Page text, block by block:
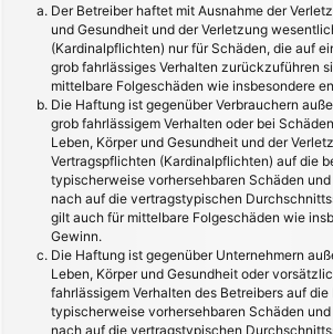
Der Betreiber haftet mit Ausnahme der
und Gesundheit und der Verletzung
(Kardinalpflichten) nur für Schäden, die auf
grob fahrlässiges Verhalten zurückzuführen
mittelbare Folgeschäden wie insbesondere
Die Haftung ist gegenüber Verbrauchern
grob fahrlässigem Verhalten oder bei
Leben, Körper und Gesundheit und der
Vertragspflichten (Kardinalpflichten) auf die
typischerweise vorhersehbaren Schäden
nach auf die vertragstypischen
gilt auch für mittelbare Folgeschäden wie
Gewinn.
Die Haftung ist gegenüber Unternehmern
Leben, Körper und Gesundheit oder
fahrlässigem Verhalten des Betreibers auf
typischerweise vorhersehbaren Schäden
nach auf die vertragstypischen